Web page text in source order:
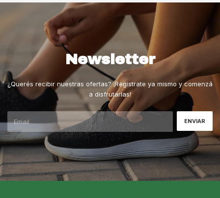
Newsletter
¿Querés recibir nuestras ofertas? ¡Registrate ya mismo y comenzá
a disfrutarlas!